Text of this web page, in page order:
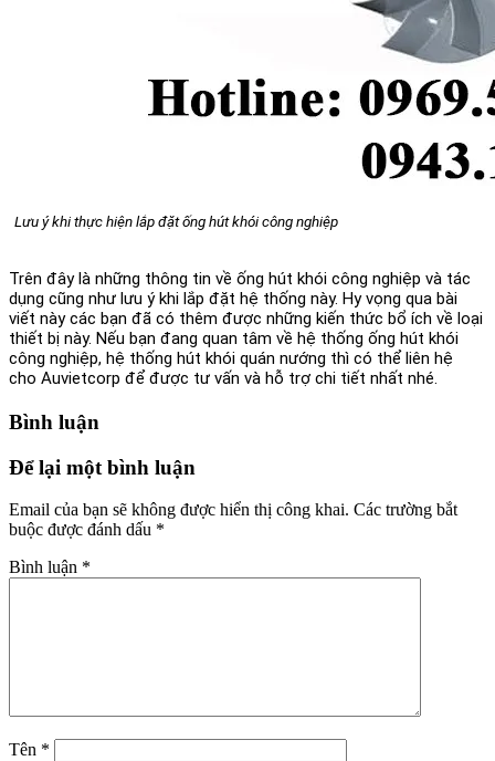
Lưu ý khi thực hiện lắp đặt ống hút khói công nghiệp
Trên đây là những thông tin về ống hút khói công nghiệp và tác
dụng cũng như lưu ý khi lắp đặt hệ thống này. Hy vọng qua bài
viết này các bạn đã có thêm được những kiến thức bổ ích về loại
thiết bị này. Nếu bạn đang quan tâm về hệ thống ống hút khói
công nghiệp, hệ thống hút khói quán nướng thì có thể liên hệ
cho Auvietcorp để được tư vấn và hỗ trợ chi tiết nhất nhé.
Bình luận
Để lại một bình luận
Email của bạn sẽ không được hiển thị công khai. Các trường bắt
buộc được đánh dấu *
Bình luận *
Tên *